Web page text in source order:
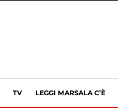
TV LEGGI MARSALA C’È